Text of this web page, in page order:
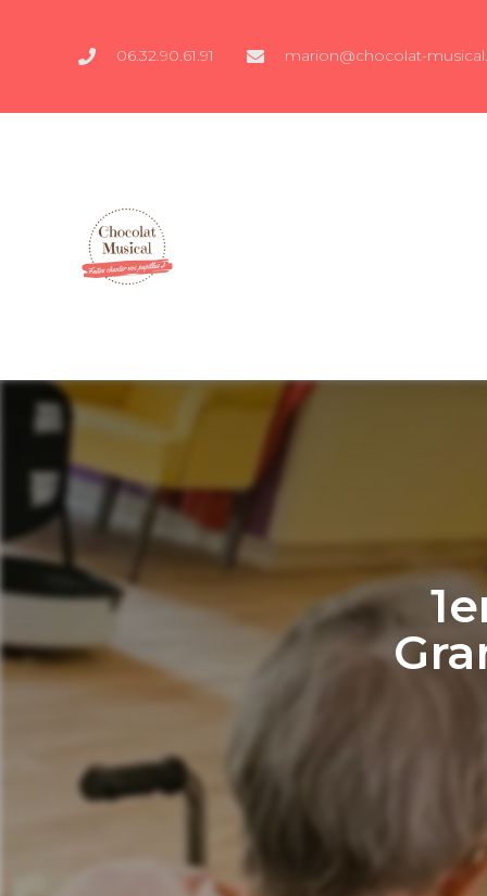
06.32.90.61.91 marion@chocolat-